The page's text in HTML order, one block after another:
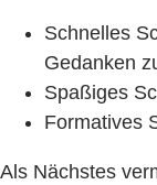
Schnelles
Gedanken
Spaßiges
Formatives
Als Nächstes